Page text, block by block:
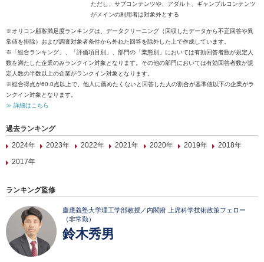
ただし、サブコンテンツや、アダルト、ギャンブルコンテンツ
がメインの利用者は対象外とする
※オリコン顧客満足度ランキングは、データクリーニング（回収したデータから不正回答や異
常値を排除）および調査対象者条件から外れた回答を除外した上で作成しています。
※「総合ランキング」、「評価項目別」、部門の「業態別」においては有効回答者数が規定人
数を満たした企業のみランクイン対象となります。その他の部門においては有効回答者数が規
定人数の半数以上の企業がランクイン対象となります。
※総合得点が60.0点以上で、他人に薦めたくないと回答した人の割合が基準値以下の企業がラ
ンクイン対象となります。
≫ 詳細はこちら
過去ランキング
2024年
2023年 2022年 2021年 2020年 2019年
2018年
2017年
ランキング監修
慶應義塾大学理工学部教授／内閣府 上席科学技術政策フェロー
（非常勤）
鈴木秀男